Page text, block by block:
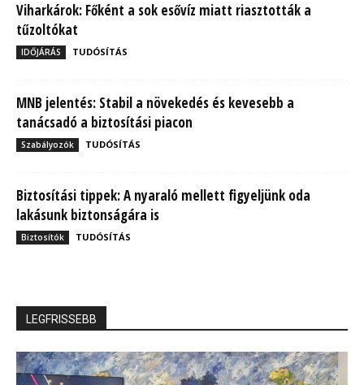
Viharkárok: Főként a sok esővíz miatt riasztották a
tűzoltókat
IDŐJÁRÁS TUDÓSÍTÁS
MNB jelentés: Stabil a növekedés és kevesebb a
tanácsadó a biztosítási piacon
Szabályozók TUDÓSÍTÁS
Biztosítási tippek: A nyaraló mellett figyeljünk oda
lakásunk biztonságára is
Biztosítók TUDÓSÍTÁS
LEGFRISSEBB